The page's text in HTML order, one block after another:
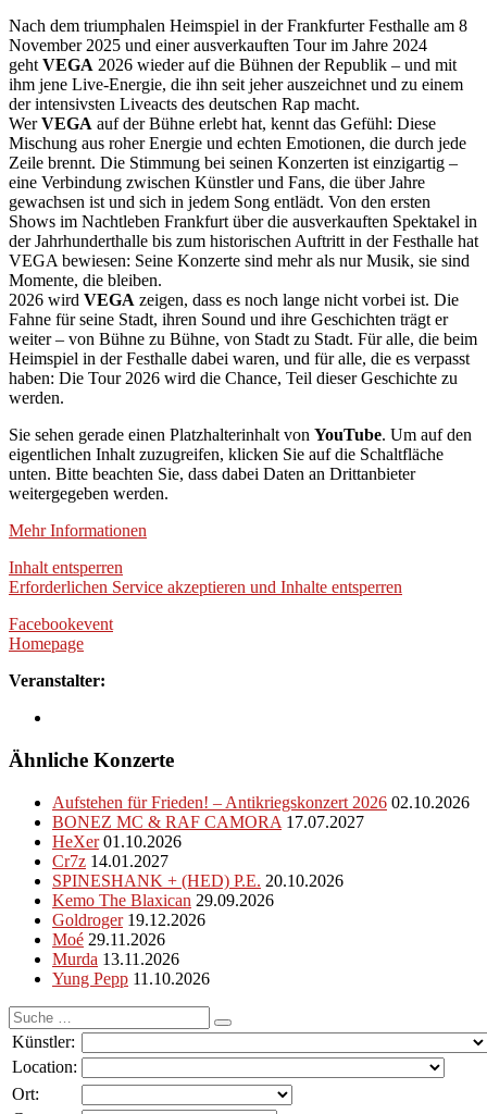
Nach dem triumphalen Heimspiel in der Frankfurter Festhalle am 8
November 2025 und einer ausverkauften Tour im Jahre 2024
geht VEGA 2026 wieder auf die Bühnen der Republik – und mit
ihm jene Live-Energie, die ihn seit jeher auszeichnet und zu einem
der intensivsten Liveacts des deutschen Rap macht.
WerVEGA auf der Bühne erlebt hat, kennt das Gefühl: Diese
Mischung aus roher Energie und echten Emotionen, die durch jede
Zeile brennt. Die Stimmung bei seinen Konzerten ist einzigartig –
eine Verbindung zwischen Künstler und Fans, die über Jahre
gewachsen ist und sich in jedem Song entlädt. Von den ersten
Shows im Nachtleben Frankfurt über die ausverkauften Spektakel in
der Jahrhunderthalle bis zum historischen Auftritt in der Festhalle hat
VEGA bewiesen: Seine Konzerte sind mehr als nur Musik, sie sind
Momente, die bleiben.
2026 wird VEGA zeigen, dass es noch lange nicht vorbei ist. Die
Fahne für seine Stadt, ihren Sound und ihre Geschichten trägt er
weiter – von Bühne zu Bühne, von Stadt zu Stadt. Für alle, die beim
Heimspiel in der Festhalle dabei waren, und für alle, die es verpasst
haben: Die Tour 2026 wird die Chance, Teil dieser Geschichte zu
werden.
Sie sehen gerade einen Platzhalterinhalt von YouTube. Um auf den
eigentlichen Inhalt zuzugreifen, klicken Sie auf die Schaltfläche
unten. Bitte beachten Sie, dass dabei Daten an Drittanbieter
weitergegeben werden.
Mehr Informationen
Inhalt entsperren
Erforderlichen Service akzeptieren und Inhalte entsperren
Facebookevent
Homepage
Veranstalter:
Ähnliche Konzerte
Aufstehen für Frieden! – Antikriegskonzert 2026 02.10.2026
BONEZ MC & RAF CAMORA 17.07.2027
HeXer 01.10.2026
Cr7z 14.01.2027
SPINESHANK + (HED) P.E. 20.10.2026
Kemo The Blaxican 29.09.2026
Goldroger 19.12.2026
Moé 29.11.2026
Murda 13.11.2026
Yung Pepp 11.10.2026
Suche
nach:
Künstler:
Location:
Ort: